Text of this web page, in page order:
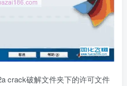
crack破解文件夹下的许可文件